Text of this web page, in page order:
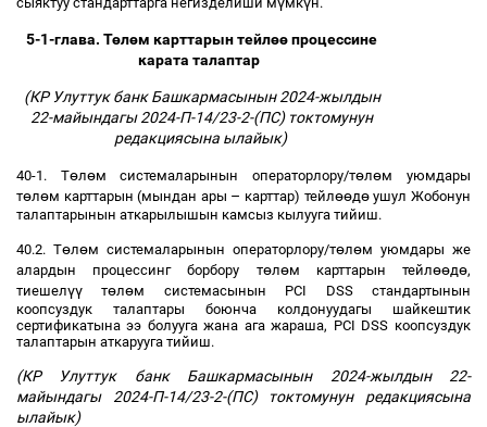
5-1-глава. Төлөм карттарын тейлөөпроцессине
карата талаптар
(КР Улуттук банк Башкармасынын 2024-жылдын
22-майындагы 2024-П-14/23-2-(ПС) токтомунун
редакциясына ылайык)
40-1. Төлөм системаларынын операторлору/төлөм уюмдары
төлөм карттарын (мындан ары – карттар) тейлөөдөушул Жобонун
талаптарынын аткарылышын камсыз кылууга тийиш.
40.2. Төлөм системаларынын операторлору/төлөм уюмдары же
алардын процессинг борбору төлөм карттарын тейлөөдө,
тиешелүү төлөм системасынын PCI DSS стандартынын
коопсуздук талаптары боюнча колдонуудагы шайкештик
сертификатына ээ болууга жана ага жараша, PCI DSS коопсуздук
талаптарын аткарууга тийиш.
(КР Улуттук банк Башкармасынын 2024-жылдын 22-
майындагы 2024-П-14/23-2-(ПС) токтомунун редакциясына
ылайык)